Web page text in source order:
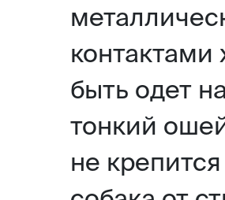
быть одет
тонкий
не